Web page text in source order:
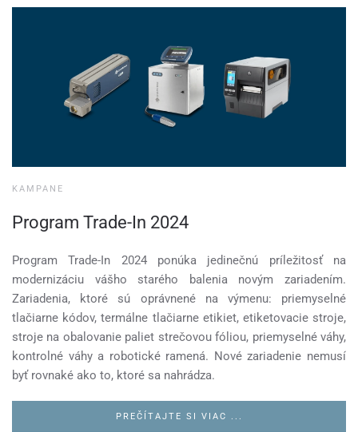
KAMPANE
Program Trade-In 2024
Program Trade-In 2024 ponúka jedinečnú príležitosť na
modernizáciu vášho starého balenia novým zariadením.
Zariadenia, ktoré sú oprávnené na výmenu: priemyselné
tlačiarne kódov, termálne tlačiarne etikiet, etiketovacie stroje,
stroje na obalovanie paliet strečovou fóliou, priemyselné váhy,
kontrolné váhy a robotické ramená. Nové zariadenie nemusí
byť rovnaké ako to, ktoré sa nahrádza.
PREČÍTAJTE SI VIAC ...